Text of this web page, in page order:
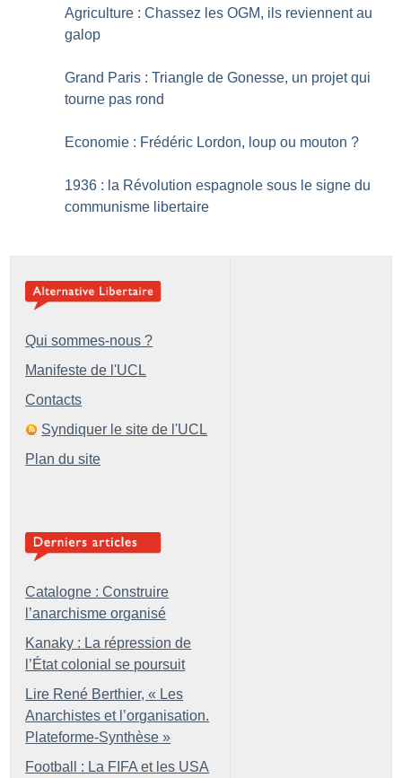
Agriculture : Chassez les OGM, ils reviennent au
galop
Grand Paris : Triangle de Gonesse, un projet qui
tourne pas rond
Economie : Frédéric Lordon, loup ou mouton ?
1936 : la Révolution espagnole sous le signe du
communisme libertaire
Qui sommes-nous ?
Manifeste de l'UCL
Contacts
Syndiquer le site de l'UCL
Plan du site
Catalogne : Construire
l’anarchisme organisé
Kanaky : La répression de
l’État colonial se poursuit
Lire René Berthier, « Les
Anarchistes et l’organisation.
Plateforme-Synthèse »
Football : La FIFA et les USA